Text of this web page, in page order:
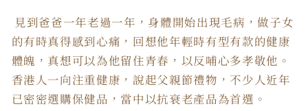
見到爸爸一年老過一年，身體開始出現毛病，做子女
的有時真得感到心痛，回想他年輕時有型有款的健康
體魄，真想可以為他留住青春，以反哺心多孝敬他。
香港人一向注重健康，說起父親節禮物，不少人近年
已密密選購保健品，當中以抗衰老產品為首選。